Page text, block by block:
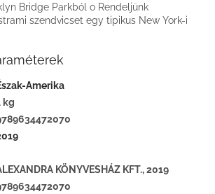
Bridge Parkból o Rendeljünk
szendvicset egy tipikus New York-i
Amerika
kg
KÖNYVESHÁZ KFT., 2019